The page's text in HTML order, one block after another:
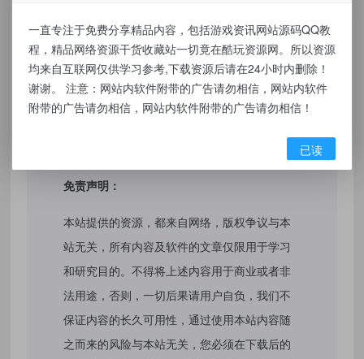
有价值(0) 无价值(0)
标签： 【笔趣阁】4.2.8 漫画小说二合一
免责声明：
本站提供的资源，都来自网络，版权争议与本
站无关，所有内容及软件的文章仅限用于学习
和研究目的。不得将上述内容用于商业或者非
法用途，否则，一切后果请用户自负，我们不
保证内容的长久可用性，通过使用本站内容随
之而来的风险与本站无关，您必须在下载后的
一直专注于免费分享精品内容，包括游戏资讯网站源码QQ教
程，精品网络资源干货收藏站一切竟在酷玩资源网。所以资源
均来自互联网仅供学习参考,下载资源后请在24小时内删除！
谢谢。 注意：网站内软件附带的广告请勿相信，网站内软件
附带的广告请勿相信，网站内软件附带的广告请勿相信！
已读